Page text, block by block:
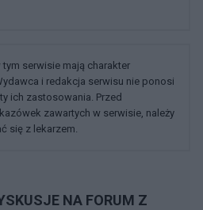
tym serwisie mają charakter
i redakcja serwisu nie ponosi
ich zastosowania. Przed
zawartych w serwisie, należy
się z lekarzem.
NA FORUM Z